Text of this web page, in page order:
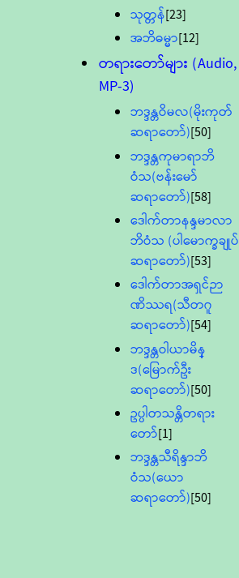
သုတ္တန်[23]
အဘိဓမ္မာ[12]
တရားတော်များ (Audio,
MP-3)
ဘဒ္ဒန္တဝိမလ(မိုးကုတ်
ဆရာတော်)[50]
ဘဒ္ဒန္တကုမာရာဘိ
ဝံသ(ဗန်းမော်
ဆရာတော်)[58]
ဒေါက်တာနန္ဒမာလာ
ဘိဝံသ (ပါမောက္ခချုပ်
ဆရာတော်)[53]
ဒေါက်တာအရှင်ဉာ
ဏိဿရ(သီတဂူ
ဆရာတော်)[54]
ဘဒ္ဒန္တဝါယာမိန္
ဒ(မြောက်ဦး
ဆရာတော်)[50]
ဥပ္ပါတသန္တိတရား
တော်[1]
ဘဒ္ဒန္တသီရိန္ဒာဘိ
ဝံသ(ယော
ဆရာတော်)[50]